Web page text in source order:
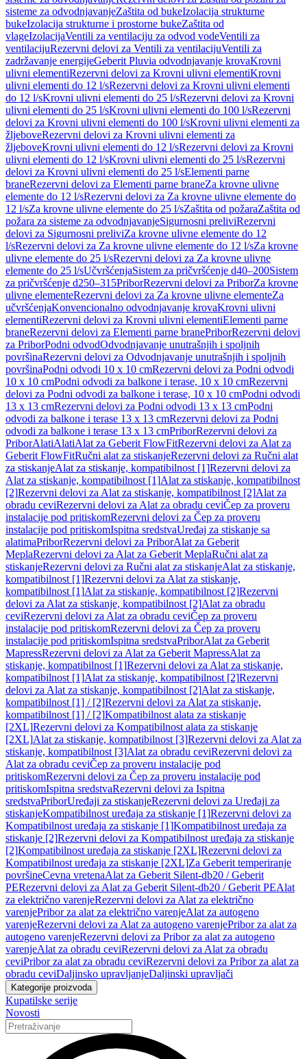
sisteme za odvodnjavanjeZaštita od bukeIzolacija strukturne
bukeIzolacija strukturne i prostorne bukeZaštita od
vlageIzolacijaVentili za ventilaciju za odvod vodeVentili za
ventilacijuRezervni delovi za Ventili za ventilacijuVentili za
zadržavanje energijeGeberit Pluvia odvodnjavanje krovaKrovni
ulivni elementiRezervni delovi za Krovni ulivni elementiKrovni
ulivni elementi do 12 l/sRezervni delovi za Krovni ulivni elementi
do 12 l/sKrovni ulivni elementi do 25 l/sRezervni delovi za Krovni
ulivni elementi do 25 l/sKrovni ulivni elementi do 100 l/sRezervni
delovi za Krovni ulivni elementi do 100 l/sKrovni ulivni elementi za
žljeboveRezervni delovi za Krovni ulivni elementi za
žljeboveKrovni ulivni elementi do 12 l/sRezervni delovi za Krovni
ulivni elementi do 12 l/sKrovni ulivni elementi do 25 l/sRezervni
delovi za Krovni ulivni elementi do 25 l/sElementi parne
braneRezervni delovi za Elementi parne braneZa krovne ulivne
elemente do 12 l/sRezervni delovi za Za krovne ulivne elemente do
12 l/sZa krovne ulivne elemente do 25 l/sZaštita od požaraZaštita od
požara za sisteme za odvodnjavanjeSigurnosni preliviRezervni
delovi za Sigurnosni preliviZa krovne ulivne elemente do 12
l/sRezervni delovi za Za krovne ulivne elemente do 12 l/sZa krovne
ulivne elemente do 25 l/sRezervni delovi za Za krovne ulivne
elemente do 25 l/sUčvršćenjaSistem za pričvršćenje d40–200Sistem
za pričvršćenje d250–315PriborRezervni delovi za PriborZa krovne
ulivne elementeRezervni delovi za Za krovne ulivne elementeZa
učvršćenjaKonvencionalno odvodnjavanje krovaKrovni ulivni
elementiRezervni delovi za Krovni ulivni elementiElementi parne
braneRezervni delovi za Elementi parne branePriborRezervni delovi
za PriborPodni odvodOdvodnjavanje unutrašnjih i spoljnih
površinaRezervni delovi za Odvodnjavanje unutrašnjih i spoljnih
površinaPodni odvodi 10 x 10 cmRezervni delovi za Podni odvodi
10 x 10 cmPodni odvodi za balkone i terase, 10 x 10 cmRezervni
delovi za Podni odvodi za balkone i terase, 10 x 10 cmPodni odvodi
13 x 13 cmRezervni delovi za Podni odvodi 13 x 13 cmPodni
odvodi za balkone i terase 13 x 13 cmRezervni delovi za Podni
odvodi za balkone i terase 13 x 13 cmPriborRezervni delovi za
PriborAlatiAlatiAlat za Geberit FlowFitRezervni delovi za Alat za
Geberit FlowFitRučni alat za stiskanjeRezervni delovi za Ručni alat
za stiskanjeAlat za stiskanje, kompatibilnost [1]Rezervni delovi za
Alat za stiskanje, kompatibilnost [1]Alat za stiskanje, kompatibilnost
[2]Rezervni delovi za Alat za stiskanje, kompatibilnost [2]Alat za
obradu ceviRezervni delovi za Alat za obradu ceviČep za proveru
instalacije pod pritiskomRezervni delovi za Čep za proveru
instalacije pod pritiskomIspitna sredstvaUređaj za stiskanje sa
alatimaPriborRezervni delovi za PriborAlat za Geberit
MeplaRezervni delovi za Alat za Geberit MeplaRučni alat za
stiskanjeRezervni delovi za Ručni alat za stiskanjeAlat za stiskanje,
kompatibilnost [1]Rezervni delovi za Alat za stiskanje,
kompatibilnost [1]Alat za stiskanje, kompatibilnost [2]Rezervni
delovi za Alat za stiskanje, kompatibilnost [2]Alat za obradu
ceviRezervni delovi za Alat za obradu ceviČep za proveru
instalacije pod pritiskomRezervni delovi za Čep za proveru
instalacije pod pritiskomIspitna sredstvaPriborAlat za Geberit
MapressRezervni delovi za Alat za Geberit MapressAlat za
stiskanje, kompatibilnost [1]Rezervni delovi za Alat za stiskanje,
kompatibilnost [1]Alat za stiskanje, kompatibilnost [2]Rezervni
delovi za Alat za stiskanje, kompatibilnost [2]Alat za stiskanje,
kompatibilnost [1] / [2]Rezervni delovi za Alat za stiskanje,
kompatibilnost [1] / [2]Kompatibilnost alata za stiskanje
[2XL]Rezervni delovi za Kompatibilnost alata za stiskanje
[2XL]Alat za stiskanje, kompatibilnost [3]Rezervni delovi za Alat za
stiskanje, kompatibilnost [3]Alat za obradu ceviRezervni delovi za
Alat za obradu ceviČep za proveru instalacije pod
pritiskomRezervni delovi za Čep za proveru instalacije pod
pritiskomIspitna sredstvaRezervni delovi za Ispitna
sredstvaPriborUređaji za stiskanjeRezervni delovi za Uređaji za
stiskanjeKompatibilnost uređaja za stiskanje [1]Rezervni delovi za
Kompatibilnost uređaja za stiskanje [1]Kompatibilnost uređaja za
stiskanje [2]Rezervni delovi za Kompatibilnost uređaja za stiskanje
[2]Kompatibilnost uređaja za stiskanje [2XL]Rezervni delovi za
Kompatibilnost uređaja za stiskanje [2XL]Za Geberit temperiranje
površineCevna vretenaAlat za Geberit Silent-db20 / Geberit
PERezervni delovi za Alat za Geberit Silent-db20 / Geberit PEAlat
za električno varenjeRezervni delovi za Alat za električno
varenjePribor za alat za električno varenjeAlat za autogeno
varenjeRezervni delovi za Alat za autogeno varenjePribor za alat za
autogeno varenjeRezervni delovi za Pribor za alat za autogeno
varenjeAlat za obradu ceviRezervni delovi za Alat za obradu
ceviPribor za alat za obradu ceviRezervni delovi za Pribor za alat za
obradu ceviDaljinsko upravljanjeDaljinski upravljači
Kategorije proizvoda
Kupatilske serije
Novosti